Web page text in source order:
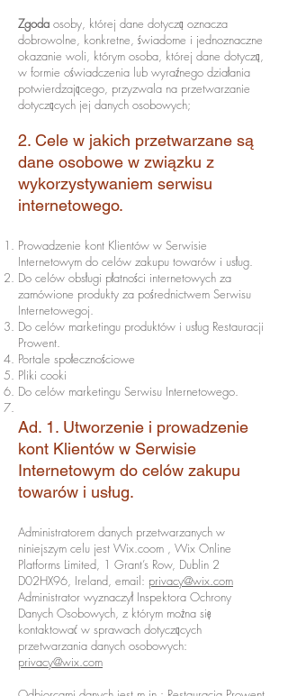
Zgoda osoby, której dane dotyczą oznacza
dobrowolne, konkretne, świadome i jednoznaczne
okazanie woli, którym osoba, której dane dotyczą,
w formie oświadczenia lub wyraźnego działania
potwierdzającego, przyzwala na przetwarzanie
dotyczących jej danych osobowych;
2. Cele w jakich przetwarzane są
dane osobowe w związku z
wykorzystywaniem serwisu
internetowego.
Prowadzenie kont Klientów w Serwisie
Internetowym do celów zakupu towarów i usług.
Do celów obsługi płatności internetowych za
zamówione produkty za pośrednictwem Serwisu
Internetowegoj.
Do celów marketingu produktów i usług Restauracji
Prowent.
Portale społecznościowe
Pliki cooki
Do celów marketingu Serwisu Internetowego.
Ad. 1. Utworzenie i prowadzenie
kont Klientów w Serwisie
Internetowym do celów zakupu
towarów i usług.
Administratorem danych przetwarzanych w
niniejszym celu jest Wix.coom , Wix Online
Platforms Limited, 1 Grant’s Row, Dublin 2
D02HX96, Ireland, email: privacy@wix.com
Administrator wyznaczył Inspektora Ochrony
Danych Osobowych, z którym można się
kontaktować w sprawach dotyczących
przetwarzania danych osobowych:
privacy@wix.com